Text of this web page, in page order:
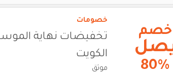
خصم
80%
خصومات
تخفيضات نهاية
الكويت
موثق